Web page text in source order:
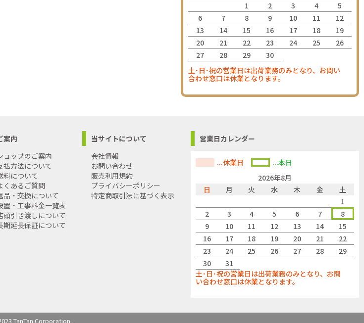
1
2 3 4
5
6
7 8 9 10 11
12
13
14 15 16 17 18
19
20
21 22 23 24 25
26
27
28 29
30
土･日･祝の営業日は出荷業務のみとなり、お問い
合わせ窓口は休業となります。
案内
ョップのご案内
払方法について
料について
くあるご質問
品・交換について
置・工事料金一覧表
頭引き渡しについて
期延長保証について
当サイトについて
会社情報
お問い合わせ
販売利用規約
プライバシーポリシー
特定商取引法に基づく表示
営業日カレンダー
...休業日
...本日
2026年8月
日
月 火 水 木 金
土
1
2
3 4 5 6 7
8
9
10 11 12 13 14
15
16
17 18 19 20 21
22
23
24 25 26 27 28
29
30
31
土･日･祝の営業日は出荷業務のみとなり、お問
い合わせ窓口は休業となります。
TanTan Corporation.